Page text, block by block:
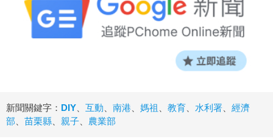
新聞關鍵字： DIY 互動 南港 媽祖 教育 水利署
經濟
部
苗栗縣 親子 農業部